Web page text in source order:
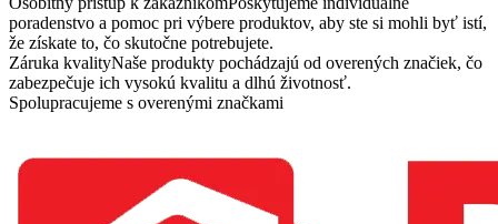
poradenstvo a pomoc pri výbere produktov, aby ste si mohli byť istí,
že získate to, čo skutočne potrebujete.
Záruka kvalityNaše produkty pochádzajú od overených značiek, čo
zabezpečuje ich vysokú kvalitu a dlhú životnosť.
Spolupracujeme s overenými značkami